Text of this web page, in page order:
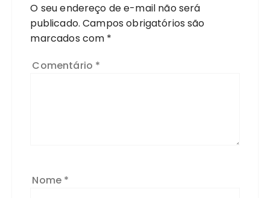
O seu endereço de e-mail não será
publicado. Campos obrigatórios são
marcados com *
Comentário *
Nome *